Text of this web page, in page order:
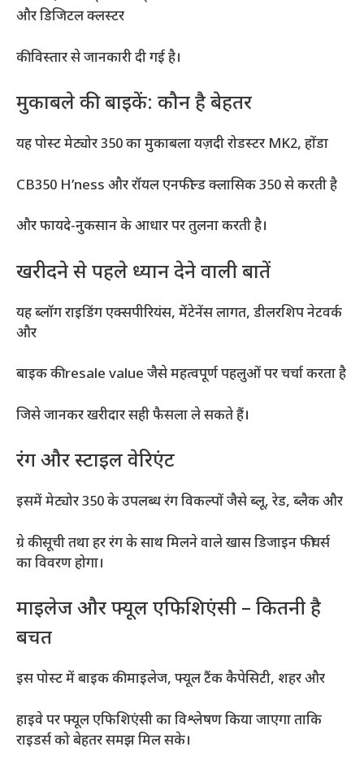
और डिजिटल क्लस्टर
की विस्तार से जानकारी दी गई है।
मुकाबले की बाइकें: कौन है बेहतर
यह पोस्ट मेट्योर 350 का मुकाबला यज़दी रोडस्टर MK2, होंडा
CB350 H’ness और रॉयल एनफील्ड क्लासिक 350 से करती है
और फायदे-नुकसान के आधार पर तुलना करती है।
खरीदने से पहले ध्यान देने वाली बातें
यह ब्लॉग राइडिंग एक्सपीरियंस, मेंटेनेंस लागत, डीलरशिप नेटवर्क
और
बाइक की resale value जैसे महत्वपूर्ण पहलुओं पर चर्चा करता है
जिसे जानकर खरीदार सही फैसला ले सकते हैं।
रंग और स्टाइल वेरिएंट
इसमें मेट्योर 350 के उपलब्ध रंग विकल्पों जैसे ब्लू, रेड, ब्लैक और
ग्रे की सूची तथा हर रंग के साथ मिलने वाले खास डिजाइन फीचर्स
का विवरण होगा।
माइलेज और फ्यूल एफिशिएंसी – कितनी है
बचत
इस पोस्ट में बाइक की माइलेज, फ्यूल टैंक कैपेसिटी, शहर और
हाइवे पर फ्यूल एफिशिएंसी का विश्लेषण किया जाएगा ताकि
राइडर्स को बेहतर समझ मिल सके।